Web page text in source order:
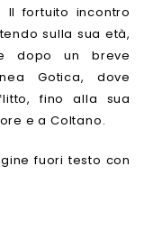
fortuito incontro
sulla sua età,
dopo un breve
Gotica, dove
fino alla sua
e a Coltano.
fuori testo con